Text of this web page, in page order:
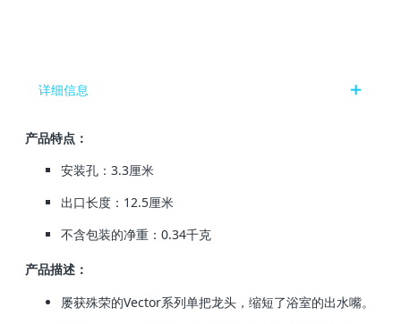
详细信息
产品特点：
安装孔：3.3厘米
出口长度：12.5厘米
不含包装的净重：0.34千克
产品描述：
屡获殊荣的Vector系列单把龙头，缩短了浴室的出水嘴。